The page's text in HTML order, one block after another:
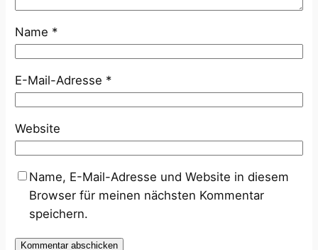
Name *
E-Mail-Adresse *
Website
Name, E-Mail-Adresse und Website in diesem
Browser für meinen nächsten Kommentar
speichern.